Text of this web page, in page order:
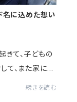
名に込めた想い
きて、子どもの
て、また家に帰
続きを読む